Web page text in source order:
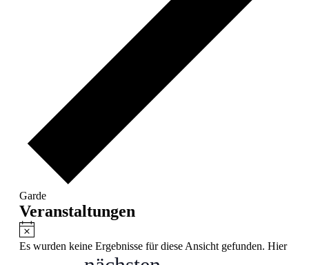
Garde
Veranstaltungen
Hinweis
Es wurden keine Ergebnisse für diese Ansicht gefunden. Hier